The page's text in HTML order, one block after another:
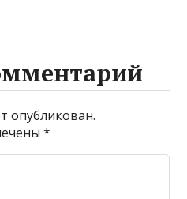
опубликован.
*